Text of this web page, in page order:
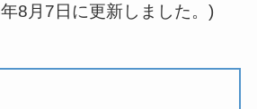
8月7日に更新しました。)